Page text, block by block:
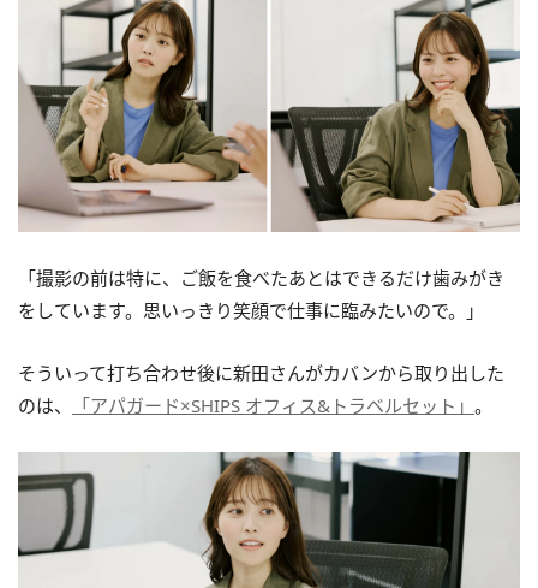
「撮影の前は特に、ご飯を食べたあとはできるだけ歯みがき
をしています。思いっきり笑顔で仕事に臨みたいので。」
そういって打ち合わせ後に新田さんがカバンから取り出した
のは、
「アパガード×SHIPS オフィス&トラベルセット」 。